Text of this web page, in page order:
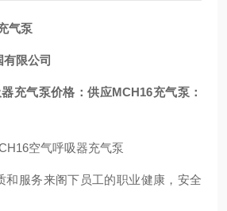
气泵
限公司
充气泵价格：供应MCH16充气泵：
和服务来阁下员工的职业健康，安全